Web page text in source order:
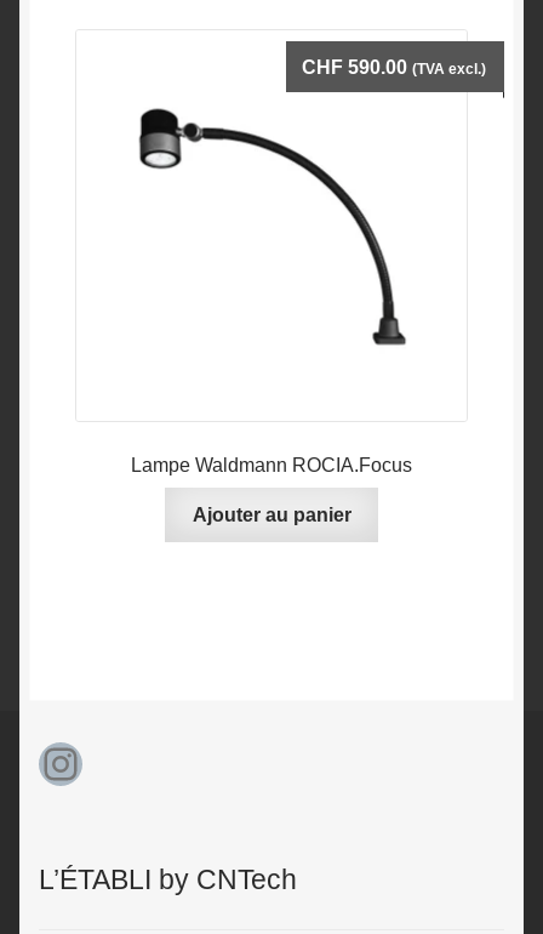
Lampe Waldmann ROCIA.Focus
CHF 590.00 (TVA excl.)
Ajouter au panier
Instagram
L’ÉTABLI by CNTech